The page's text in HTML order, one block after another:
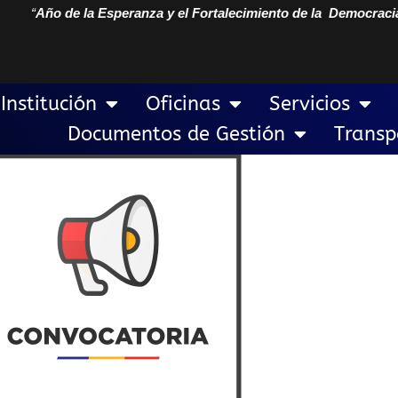
“Año de la Esperanza y el Fortalecimiento de la
Institución Oficinas
Servicios
Documentos de Gestión